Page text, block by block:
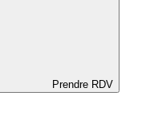
Prendre RDV